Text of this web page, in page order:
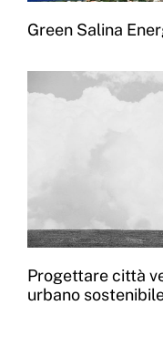
Green Salina
Progettare città
urbano